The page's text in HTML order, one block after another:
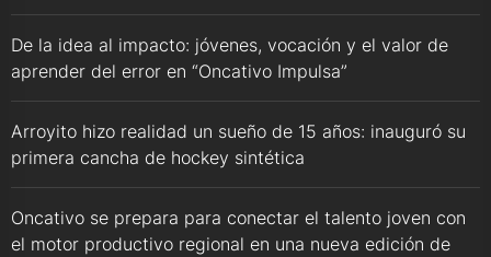
De la idea al impacto: jóvenes, vocación y el valor de
aprender del error en “Oncativo Impulsa”
Arroyito hizo realidad un sueño de 15 años: inauguró su
primera cancha de hockey sintética
Oncativo se prepara para conectar el talento joven con
el motor productivo regional en una nueva edición de